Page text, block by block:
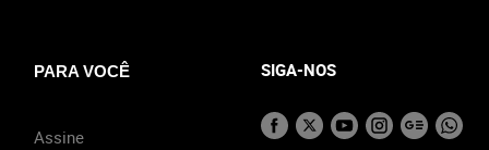
PARA VOCÊ
Assine
SIGA-NOS